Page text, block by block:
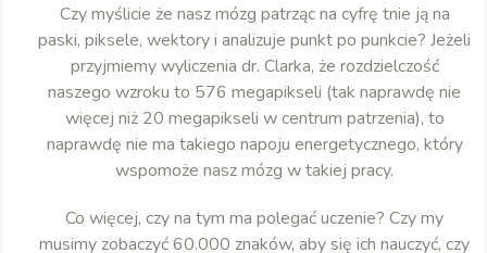
Czy myślicie że nasz mózg patrząc na cyfrę tnie ją na
paski, piksele, wektory i analizuje punkt po punkcie? Jeżeli
przyjmiemy wyliczenia dr. Clarka, że rozdzielczość
naszego wzroku to 576 megapikseli (tak naprawdę nie
więcej niż 20 megapikseli w centrum patrzenia), to
naprawdę nie ma takiego napoju energetycznego, który
wspomoże nasz mózg w takiej pracy.
Co więcej, czy na tym ma polegać uczenie? Czy my
musimy zobaczyć 60.000 znaków, aby się ich nauczyć, czy